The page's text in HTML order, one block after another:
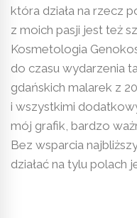
która działa na rzecz
z moich pasji jest też
Kosmetologia
do czasu wydarzenia
gdańskich malarek z
i wszystkimi
mój grafik, bardzo
Bez wsparcia
działać na tylu polach